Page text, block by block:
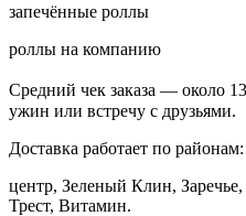
запечённые роллы
роллы на компанию
Средний чек заказа — около
ужин или встречу с друзьями.
Доставка работает по районам:
центр, Зеленый Клин,
Трест, Витамин.